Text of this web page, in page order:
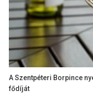
A Szentpéteri Borpince
fődíját